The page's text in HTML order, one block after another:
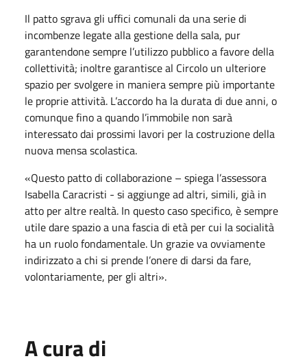
Il patto sgrava gli uffici comunali da una serie di
incombenze legate alla gestione della sala, pur
garantendone sempre l’utilizzo pubblico a favore della
collettività; inoltre garantisce al Circolo un ulteriore
spazio per svolgere in maniera sempre più importante
le proprie attività. L’accordo ha la durata di due anni, o
comunque fino a quando l’immobile non sarà
interessato dai prossimi lavori per la costruzione della
nuova mensa scolastica.
«Questo patto di collaborazione – spiega l’assessora
Isabella Caracristi - si aggiunge ad altri, simili, già in
atto per altre realtà. In questo caso specifico, è sempre
utile dare spazio a una fascia di età per cui la socialità
ha un ruolo fondamentale. Un grazie va ovviamente
indirizzato a chi si prende l’onere di darsi da fare,
volontariamente, per gli altri».
A cura di